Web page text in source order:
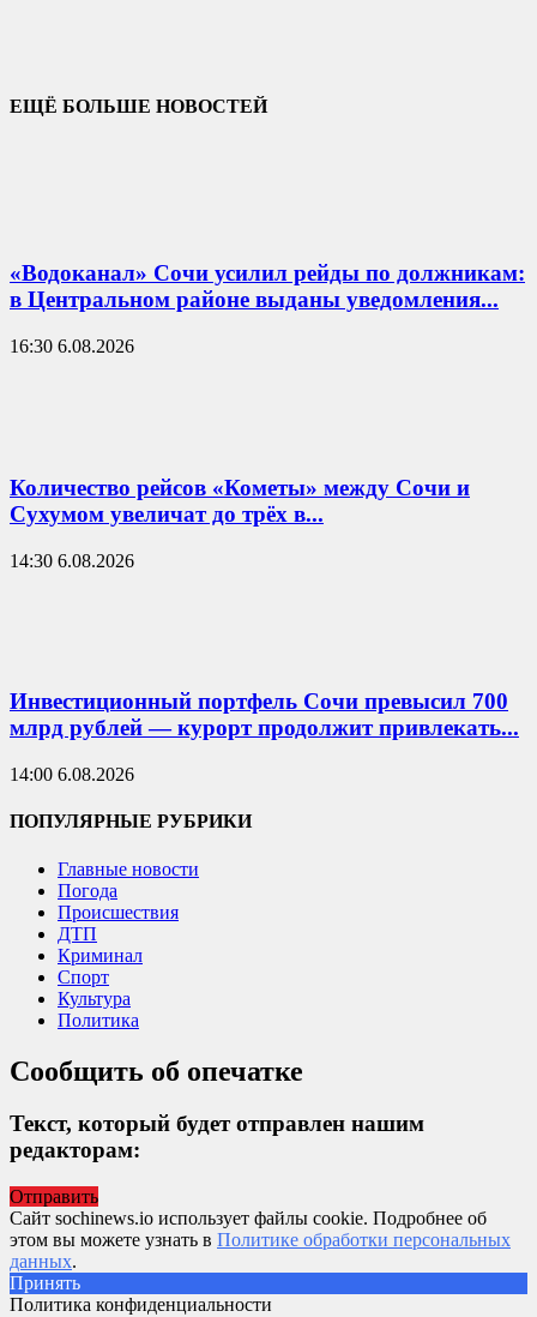
ЕЩЁ БОЛЬШЕ НОВОСТЕЙ
«Водоканал» Сочи усилил рейды по должникам:
в Центральном районе выданы уведомления...
16:30 6.08.2026
Количество рейсов «Кометы» между Сочи и
Сухумом увеличат до трёх в...
14:30 6.08.2026
Инвестиционный портфель Сочи превысил 700
млрд рублей — курорт продолжит привлекать...
14:00 6.08.2026
ПОПУЛЯРНЫЕ РУБРИКИ
Главные новости
Погода
Происшествия
ДТП
Криминал
Спорт
Культура
Политика
Сообщить об опечатке
Текст, который будет отправлен нашим
редакторам:
Отправить
Сайт sochinews.io использует файлы cookie. Подробнее об
этом вы можете узнать в Политике обработки персональных
данных.
Принять
Политика конфиденциальности